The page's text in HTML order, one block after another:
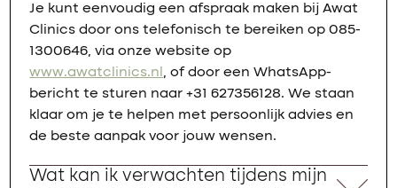
Je kunt eenvoudig een afspraak maken bij Awat
Clinics door ons telefonisch te bereiken op 085-
1300646, via onze website op
www.awatclinics.nl , of door een WhatsApp-
bericht te sturen naar +31 627356128. We staan
klaar om je te helpen met persoonlijk advies en
de beste aanpak voor jouw wensen.
Wat kan ik verwachten tijdens mijn